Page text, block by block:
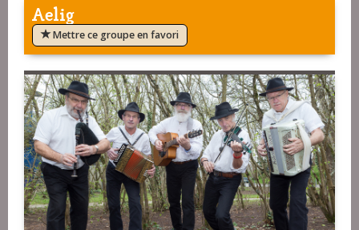
Aelig
Mettre ce groupe en favori